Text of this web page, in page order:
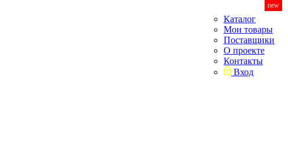
Каталог
new
Мои товары
Поставщики
О проекте
Контакты
Вход